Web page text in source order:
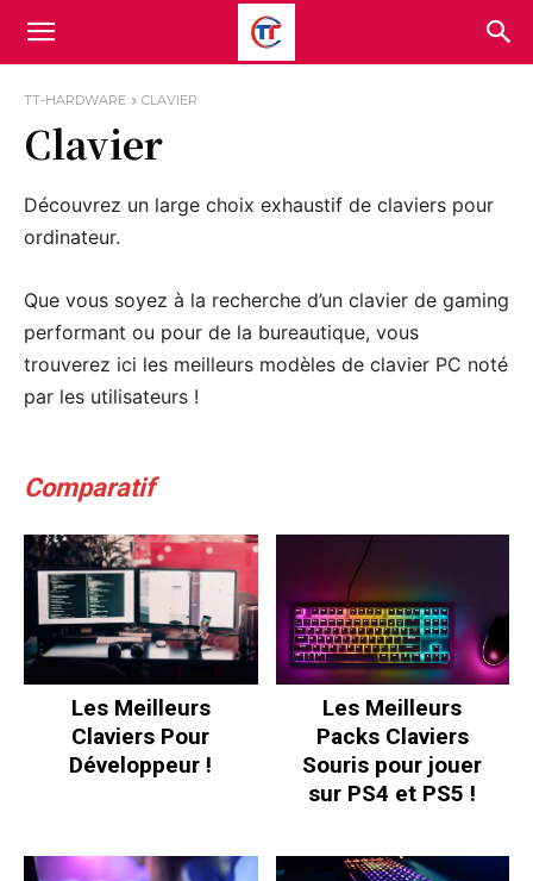
TT-HARDWARE CLAVIER
Clavier
Découvrez un large choix exhaustif de claviers pour
ordinateur.
Que vous soyez à la recherche d’un clavier de gaming
performant ou pour de la bureautique, vous
trouverez ici les meilleurs modèles de clavier PC noté
par les utilisateurs !
Comparatif
Les Meilleurs
Claviers Pour
Développeur !
Les Meilleurs
Packs Claviers
Souris pour jouer
sur PS4 et PS5 !